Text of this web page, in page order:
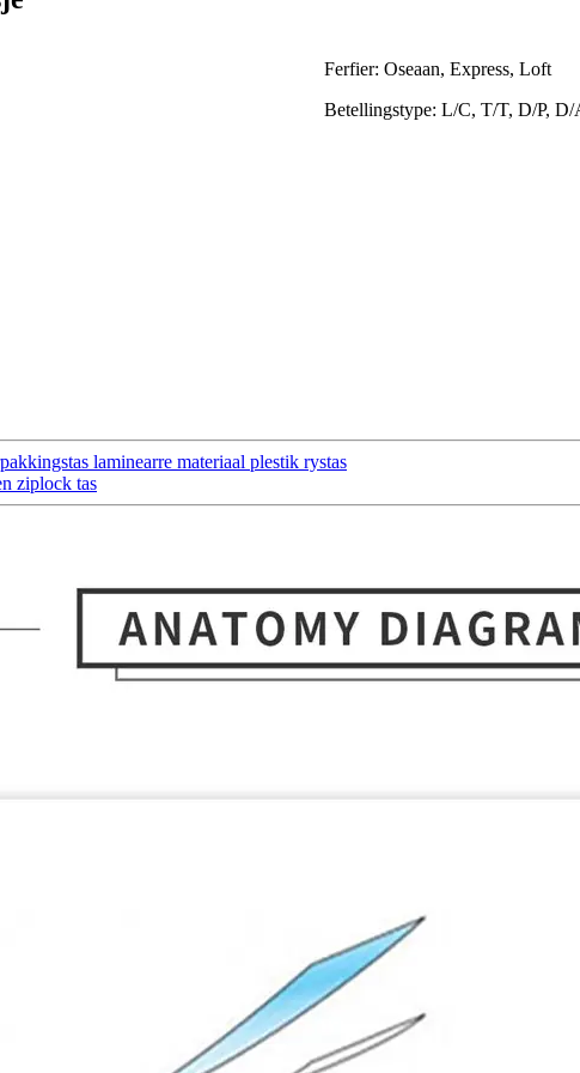
Ferfier: Oseaan, Express, Loft
Betellingstype: L/C, T/T, D/P, D/
laminearre materiaal plestik rystas
ziplock tas